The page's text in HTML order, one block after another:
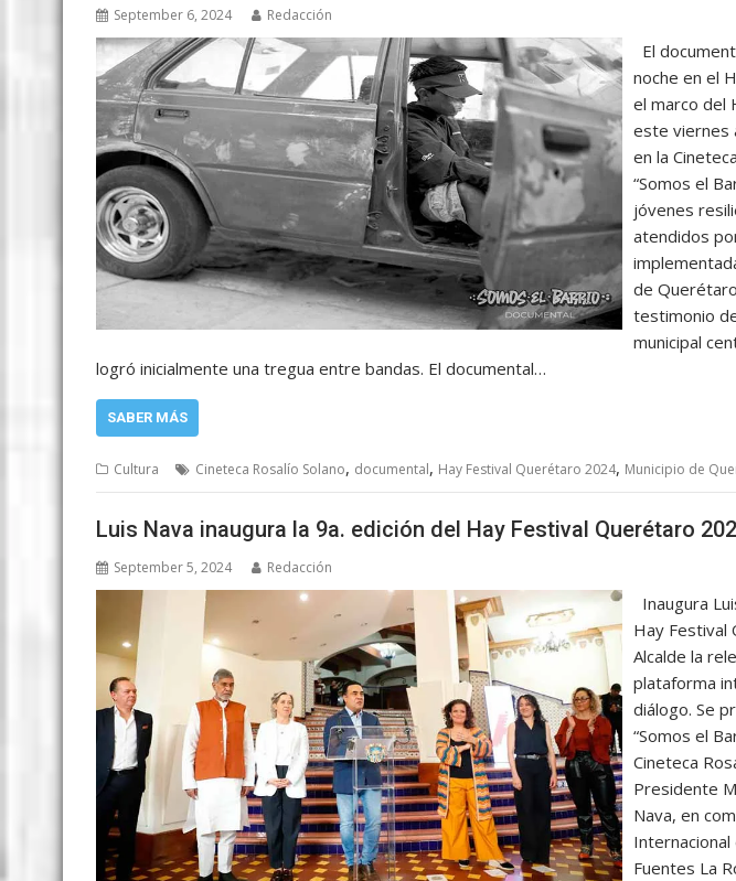
September 6, 2024 Redacción
El
noche en el
el marco del
este viernes
en la
“Somos el
jóvenes
atendidos
de
testimonio
municipal
logró inicialmente una tregua entre bandas. El documental…
SABER MÁS
Cultura Cineteca Rosalío Solano, documental, Hay Festival Querétaro 2024, Municipio de
Luis Nava inaugura la 9a. edición del Hay Festival Querétaro
September 5, 2024 Redacción
Inaugura
Hay Festival
Alcalde la
plataforma
diálogo. Se
“Somos el
Cineteca
Presidente
Nava, en
Fuentes La